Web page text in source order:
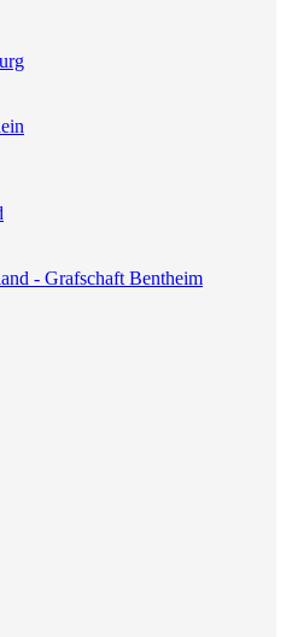
- Grafschaft Bentheim